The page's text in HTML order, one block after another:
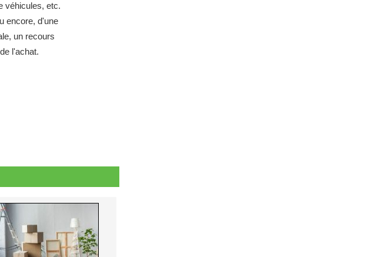
véhicules, etc.
encore, d'une
un recours
l'achat.